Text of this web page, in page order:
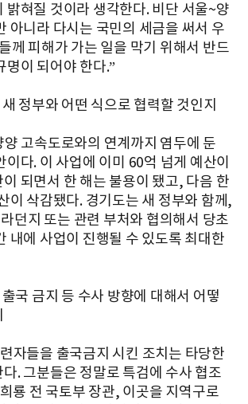
밝혀질 것이라 생각한다. 비단 서울~양
아니라 다시는 국민의 세금을 써서 우
께 피해가 가는 일을 막기 위해서 반드
명이 되어야 한다.”
정부와 어떤 식으로 협력할 것인지
고속도로와의 연계까지 염두에 둔
이다. 이 사업에 이미 60억 넘게 예산이
되면서 한 해는 불용이 됐고, 다음 한
이 삭감됐다. 경기도는 새 정부와 함께,
던지 또는 관련 부처와 협의해서 당초
내에 사업이 진행될 수 있도록 최대한
국 금지 등 수사 방향에 대해서 어떻
자들을 출국금지 시킨 조치는 타당한
. 그분들은 정말로 특검에 수사 협조
룡 전 국토부 장관, 이곳을 지역구로